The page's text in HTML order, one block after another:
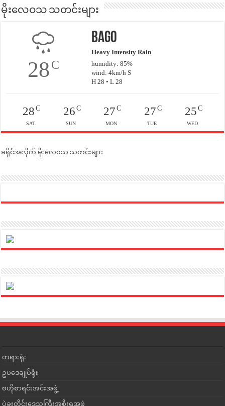
မိုးလေဝသ သတင်းများ
28C
Bago
Heavy Intensity Rain
humidity: 85%
wind: 4km/h S
H 28 • L 28
28C
SAT
26C
SUN
27 C
MON
27C
TUE
25C
WED
ခရိုင်အလိုက် မိုးလေဝသ သတင်းများ
တရားရုံး
ဥပဒေချုပ်ရုံး
ဗဟိုစာရင်းအင်းအဖွဲ့
ပဲခူးတိုင်းဒေသကြီးအစိုးရအဖွဲ့